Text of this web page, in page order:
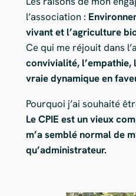
l’association :
vivant et l’agriculture
Ce qui me réjouit dans
convivialité, l’empathie,
vraie dynamique en
Pourquoi j’ai souhaité
Le CPIE est un vieux
m’a semblé normal de
qu’administrateur.